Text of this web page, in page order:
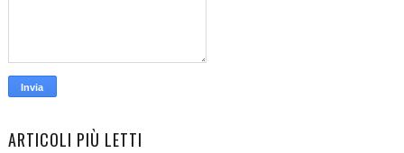
ARTICOLI PIÙ LETTI